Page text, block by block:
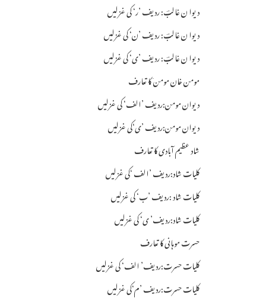
دیوا ن غالبؔ: ردیف ’ر‘ کی غزلیں
دیوا ن غالبؔ: ردیف ’ن‘ کی غزلیں
دیوا ن غالبؔ: ردیف ’ی‘ کی غزلیں
مومن خان مومن ؔکا تعارف
دیوان مومن:ردیف ’الف‘ کی غزلیں
دیوان مومن:ردیف ’ی‘کی غزلیں
شاد عظیم آبادی کا تعارف
کلیات شاد:ردیف ’الف ‘کی غزلیں
کلیات شاد :ردیف ’ب‘ کی غزلیں
کلیات شاد:ردیف’ ی‘ کی غزلیں
حسرت موہانی کا تعارف
کلیات حسرت:ردیف’ الف‘ کی غزلیں
کلیات حسرت:ردیف ’م‘کی غزلیں